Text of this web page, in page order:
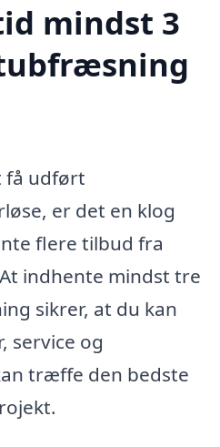
mindst 3
få udført
er det en klog
flere tilbud fra
indhente mindst tre
sikrer, at du kan
service og
træffe den bedste